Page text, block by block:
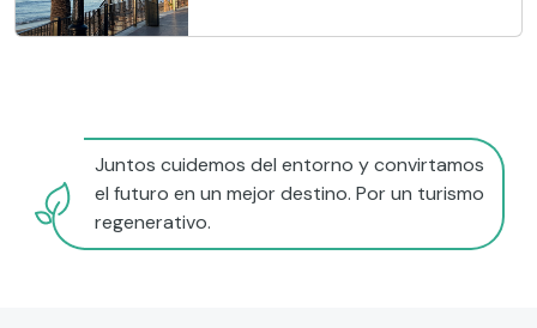
Juntos cuidemos del entorno y convirtamos
el futuro en un mejor destino. Por un turismo
regenerativo.